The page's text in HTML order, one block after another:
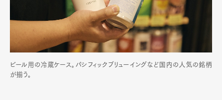
ビール用の冷蔵ケース。パシフィックブリューイングなど国内の人気の銘柄
が揃う。